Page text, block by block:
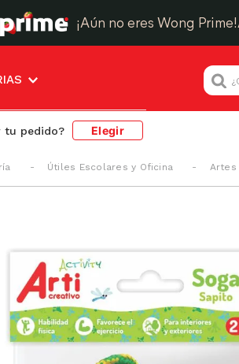
¡Aún no eres Wong Prime!
¿Que
tu pedido? Elegir
Útiles Escolares y Oficina Artes